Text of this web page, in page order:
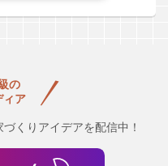
の
ィア
くりアイデアを配信中！